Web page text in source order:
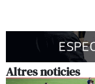
Altres noticies